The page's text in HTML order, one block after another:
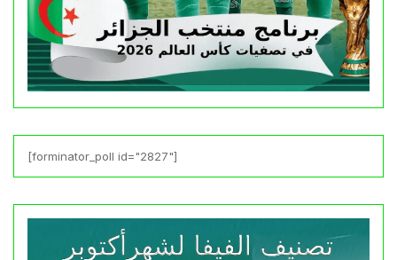
[forminator_poll id="2827"]